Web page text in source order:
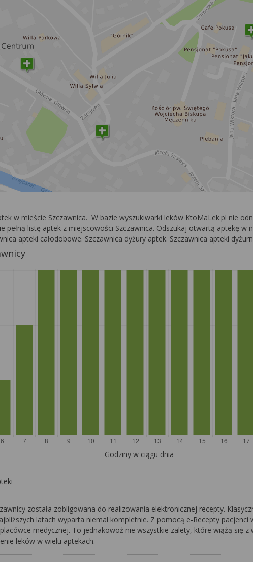
w mieście Szczawnica. W bazie wyszukiwarki leków KtoMaLek.pl nie
pełną listę aptek z miejscowości Szczawnica. Odszukaj otwartą aptekę w
apteki całodobowe. Szczawnica dyżury aptek. Szczawnica apteki
Godziny w ciągu dnia
została zobligowana do realizowania elektronicznej recepty.
latach wyparta niemal kompletnie. Z pomocą e-Recepty pacjenci
medycznej. To jednakowoż nie wszystkie zalety, które wiążą się
leków w wielu aptekach.